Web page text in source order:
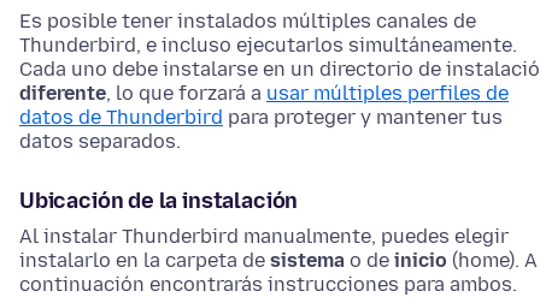
Es posible tener instalados múltiples canales de
Thunderbird, e incluso ejecutarlos simultáneamente.
Cada uno debe instalarse en un directorio de
diferente, lo que forzará a usar múltiples perfiles de
datos de Thunderbird para proteger y mantener tus
datos separados.
Ubicación de la instalación
Al instalar Thunderbird manualmente, puedes elegir
instalarlo en la carpeta de sistema o de inicio (home). A
continuación encontrarás instrucciones para ambos.